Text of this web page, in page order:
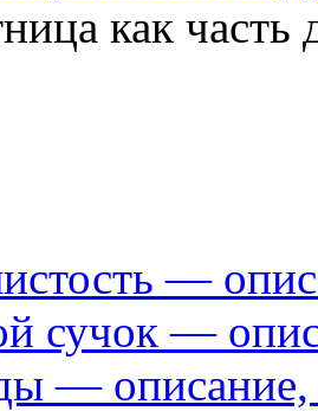
—
сучок —
— описание,